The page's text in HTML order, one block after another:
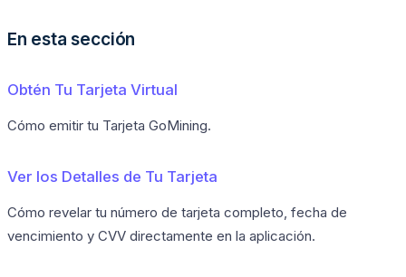
En esta sección
Obtén Tu Tarjeta Virtual
Cómo emitir tu Tarjeta GoMining.
Ver los Detalles de Tu Tarjeta
Cómo revelar tu número de tarjeta completo, fecha de
vencimiento y CVV directamente en la aplicación.